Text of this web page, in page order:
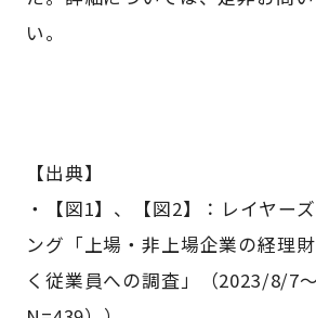
い。
【出典】
・【図1】、【図2】：レイヤー
ング「上場・非上場企業の経理
く従業員への調査」（2023/8/7